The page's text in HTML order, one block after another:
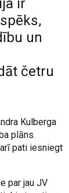
ir
un
četru
Kulberga
plāns.
pati iesniegt
par jau JV